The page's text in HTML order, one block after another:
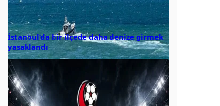
İstanbul’da bir ilçede daha denize girmek
yasaklandı